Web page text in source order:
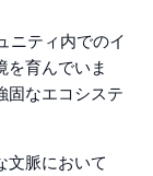
ニティ内でのイ
を育んでいま
固なエコシステ
文脈において